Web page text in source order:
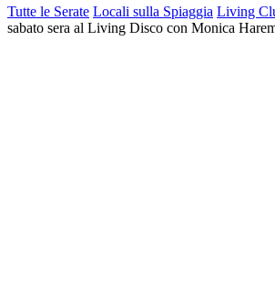
Tutte le Serate Locali sulla Spiaggia Living
sabato sera al Living Disco con Monica